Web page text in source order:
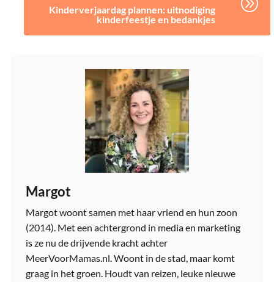
Kinderverjaardag plannen: uitnodiging
kinderfeestje en bedankjes
Margot
Margot woont samen met haar vriend en hun zoon
(2014). Met een achtergrond in media en marketing
is ze nu de drijvende kracht achter
MeerVoorMamas.nl. Woont in de stad, maar komt
graag in het groen. Houdt van reizen, leuke nieuwe